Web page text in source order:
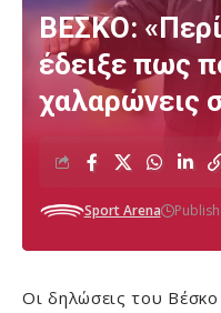
ΒΕΣΚΟ:
έδειξε πως
χαλαρώνεις
Sport Arena
Οι δηλώσεις του